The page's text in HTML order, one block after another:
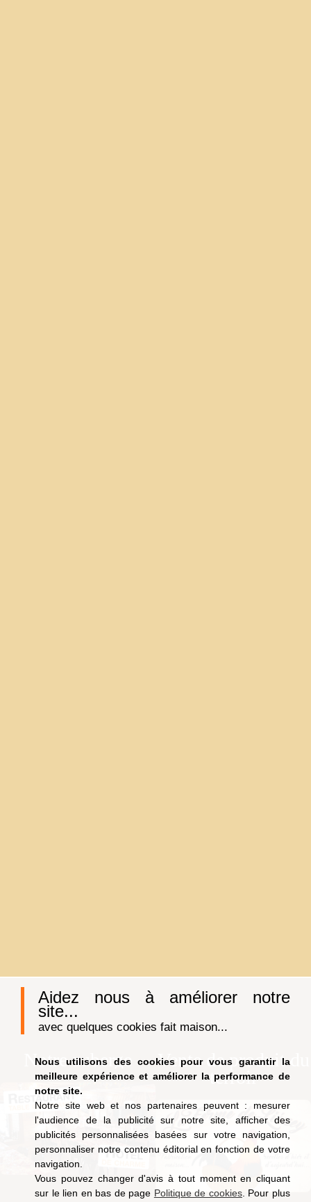
Aidez nous à améliorer notre
site...
avec quelques cookies fait maison...
Nous utilisons des cookies pour vous garantir la
meilleure expérience et améliorer la performance de
notre site.
Notre site web et nos partenaires peuvent : mesurer
l'audience de la publicité sur notre site, afficher des
publicités personnalisées basées sur votre navigation,
personnaliser notre contenu éditorial en fonction de votre
navigation.
Vous pouvez changer d'avis à tout moment en cliquant
sur le lien en bas de page Politique de cookies. Pour plus
Notre auberge
Vente de produit du
terroir